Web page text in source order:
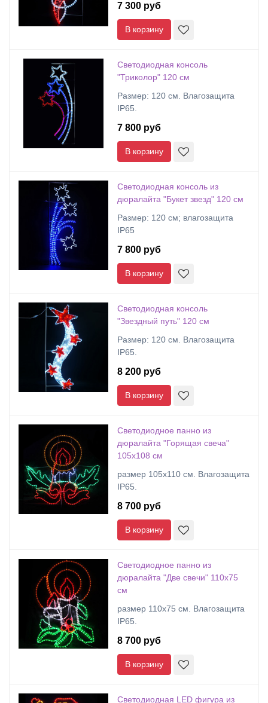
7 300 руб
В корзину
Светодиодная консоль
"Триколор" 120 см
Размер: 120 см. Влагозащита
IP65.
7 800 руб
В корзину
Светодиодная консоль из
дюралайта "Букет звезд" 120 см
Размер: 120 см; влагозащита
IP65
7 800 руб
В корзину
Светодиодная консоль
"Звездный путь" 120 см
Размер: 120 см. Влагозащита
IP65.
8 200 руб
В корзину
Светодиодное панно из
дюралайта "Горящая свеча"
105х108 см
размер 105х110 см. Влагозащита
IP65.
8 700 руб
В корзину
Светодиодное панно из
дюралайта "Две свечи" 110х75
см
размер 110х75 см. Влагозащита
IP65.
8 700 руб
В корзину
Светодиодная LED фигура из